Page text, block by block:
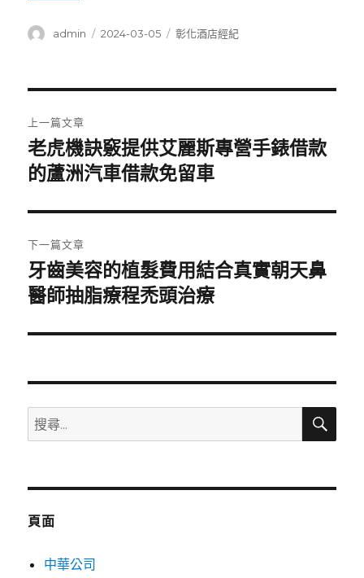
作
admin
發
2024-03-05
分
彰化酒店經紀
章
導
覽
上一篇文章
上
一
文
章:
老虎機訣竅提供艾麗斯專營手錶借款
的蘆洲汽車借款免留車
下一篇文章
下
一
文
牙齒美容的植髮費用結合真實朝天鼻
醫師抽脂療程禿頭治療
搜
尋
鍵
搜
頁面
中華公司